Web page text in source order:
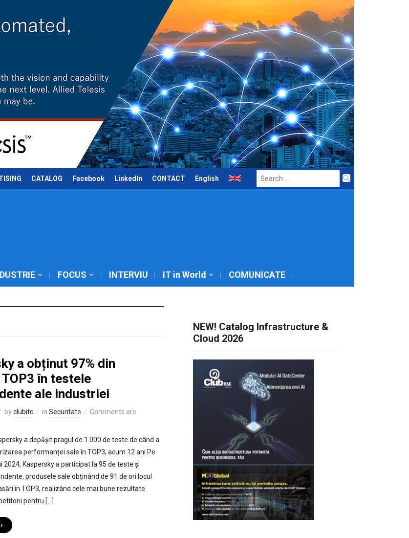
CATALOG Facebook LinkedIn CONTACT English
Search
for:
FOCUS INTERVIU IT in World COMUNICATE
a obținut 97% din
în testele
ale industriei
byclubitc in Securitate
Comments are
a depășit pragul de 1.000 de teste de când a
performanței sale în TOP3, acum 12 ani Pe
2024, Kaspersky a participat la 95 de teste și
produsele sale obținând de 91 de ori locul
în TOP3, realizând cele mai bune rezultate
pentru […]
NEW! Catalog Infrastructure &
Cloud 2026